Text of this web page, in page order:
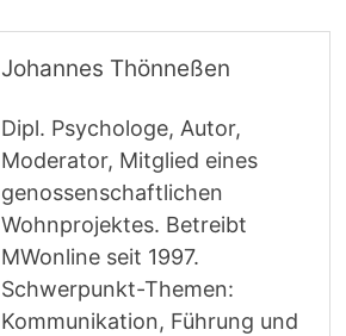
Johannes Thönneßen
Dipl. Psychologe, Autor,
Moderator, Mitglied eines
genossenschaftlichen
Wohnprojektes. Betreibt
MWonline seit 1997.
Schwerpunkt-Themen:
Kommunikation, Führung und